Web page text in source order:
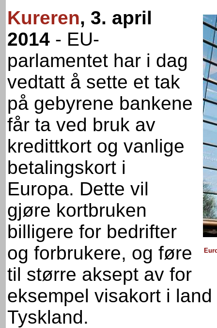
Kureren, 3. april
2014 - EU-
parlamentet har i dag
vedtatt å sette et tak
på gebyrene bankene
får ta ved bruk av
kredittkort og vanlige
betalingskort i
Europa. Dette vil
gjøre kortbruken
billigere for bedrifter
og forbrukere, og føre
til større aksept av for
eksempel visakort i
Tyskland.